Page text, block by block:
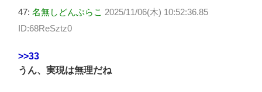
47: 名無しどんぶらこ 2025/11/06(木) 10:52:36.85
ID:68ReSztz0
>>33
うん、実現は無理だね